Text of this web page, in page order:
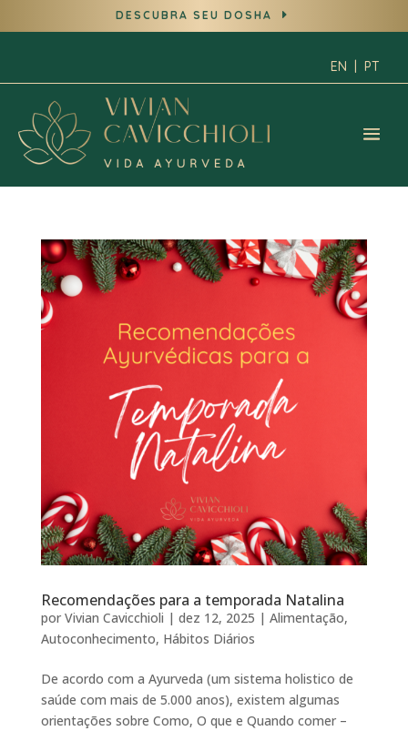
DESCUBRA SEU DOSHA E
EN PT
Recomendações para a temporada Natalina
por Vivian Cavicchioli | dez 12, 2025 | Alimentação,
Autoconhecimento, Hábitos Diários
De acordo com a Ayurveda (um sistema holistico de
saúde com mais de 5.000 anos), existem algumas
orientações sobre Como, O que e Quando comer –